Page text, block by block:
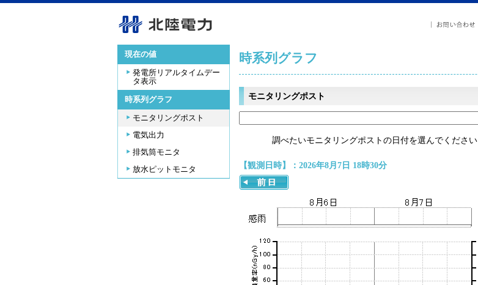
現在の値
発電所リアルタイムデー
タ表示
時系列グラフ
モニタリングポスト
電気出力
排気筒モニタ
放水ピットモニタ
時系列グラフ
モニタリングポスト
調べたいモニタリングポストの日付を選んでください
【観測日時】：2026年8月7日 18時30分